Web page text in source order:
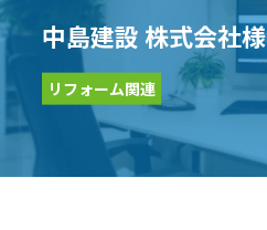
中島建設 株式会社様
リフォーム関連